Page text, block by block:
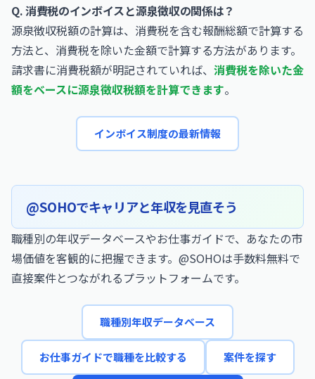
Q. 消費税のインボイスと源泉徴収の関係は？
源泉徴収税額の計算は、消費税を含む報酬総額で計算する
方法と、消費税を除いた金額で計算する方法があります。
請求書に消費税額が明記されていれば、 消費税を除いた金
額をベースに源泉徴収税額を計算できます。
インボイス制度の最新情報
@SOHOでキャリアと年収を見直そう
職種別の年収データベースやお仕事ガイドで、あなたの市
場価値を客観的に把握できます。@SOHOは手数料無料で
直接案件とつながれるプラットフォームです。
職種別年収データベース
お仕事ガイドで職種を比較する 案件を探す